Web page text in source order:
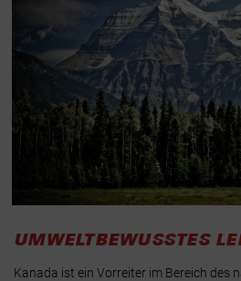
UMWELTBEWUSSTES
Kanada ist ein Vorreiter im Bereich des